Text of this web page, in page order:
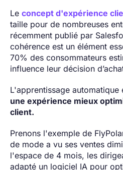
Le concept d'expérience
taille pour de nombreuses
récemment publié par
cohérence est un élément
70% des consommateurs
influence leur décision
L'apprentissage automatique
une expérience mieux
client.
Prenons l'exemple de
de mode a vu ses ventes
l'espace de 4 mois, les
adapté un logiciel IA pour